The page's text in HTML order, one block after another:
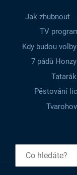
Jak zhubnout
TV
Kdy budou volby
7 pádů
Pěstování